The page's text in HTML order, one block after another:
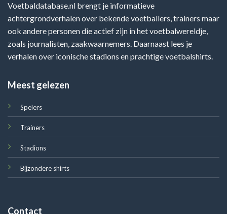
Voetbaldatabase.nl brengt je informatieve
achtergrondverhalen over bekende voetballers, trainers maar
ook andere personen die actief zijn in het voetbalwereldje,
zoals journalisten, zaakwaarnemers. Daarnaast lees je
verhalen over iconische stadions en prachtige voetbalshirts.
Meest gelezen
Spelers
Trainers
Stadions
Bijzondere shirts
Contact